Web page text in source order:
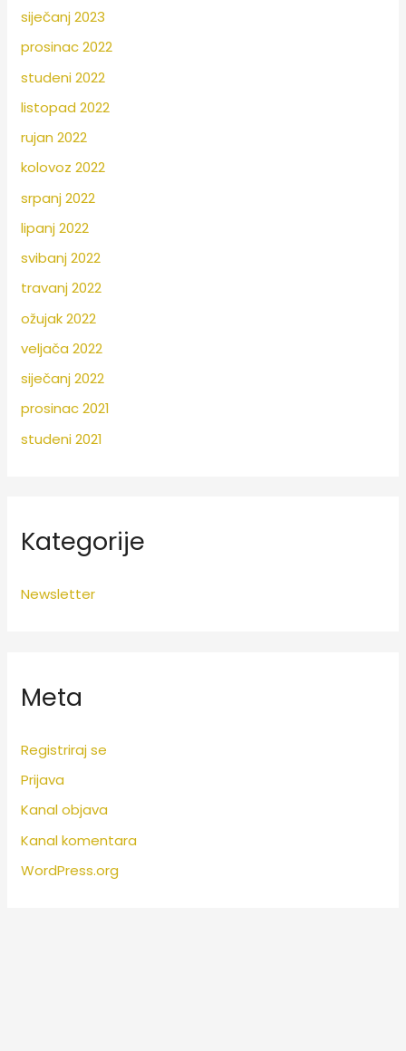
siječanj 2023
prosinac 2022
studeni 2022
listopad 2022
rujan 2022
kolovoz 2022
srpanj 2022
lipanj 2022
svibanj 2022
travanj 2022
ožujak 2022
veljača 2022
siječanj 2022
prosinac 2021
studeni 2021
Kategorije
Newsletter
Meta
Registriraj se
Prijava
Kanal objava
Kanal komentara
WordPress.org